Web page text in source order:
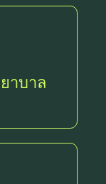
าบาล